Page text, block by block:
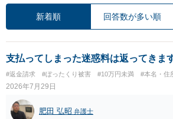
新着順 回答数が多い順
支払ってしまった迷惑料は返ってきま
#返金請求 #ぼったくり被害 #10万円未満 #本名・住
2026年7月29日
肥田 弘昭 弁護士